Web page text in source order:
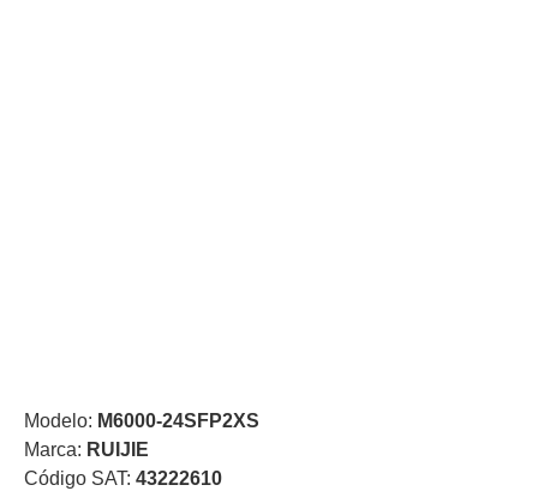
HDMI,
VGA,
DVILentesMicrófonos
Modelo: M6000-24SFP2XS
Marca: RUIJIE
Código SAT: 43222610